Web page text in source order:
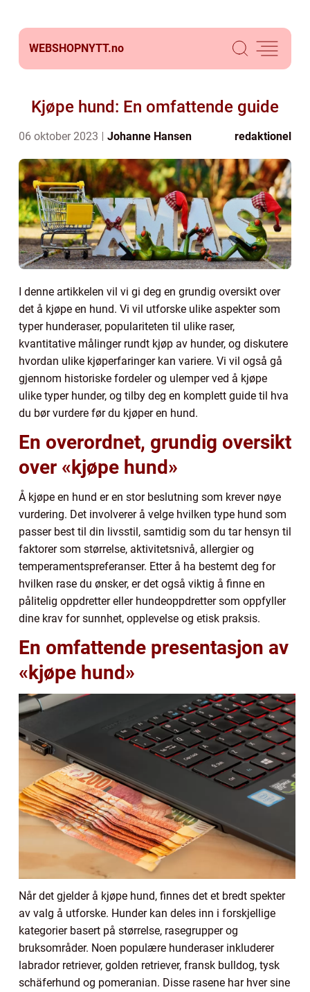
WEBSHOPNYTT.no
Kjøpe hund: En omfattende guide
06 oktober 2023 Johanne Hansen redaktionel
I denne artikkelen vil vi gi deg en grundig oversikt over
det å kjøpe en hund. Vi vil utforske ulike aspekter som
typer hunderaser, populariteten til ulike raser,
kvantitative målinger rundt kjøp av hunder, og diskutere
hvordan ulike kjøperfaringer kan variere. Vi vil også gå
gjennom historiske fordeler og ulemper ved å kjøpe
ulike typer hunder, og tilby deg en komplett guide til hva
du bør vurdere før du kjøper en hund.
En overordnet, grundig oversikt
over «kjøpe hund»
Å kjøpe en hund er en stor beslutning som krever nøye
vurdering. Det involverer å velge hvilken type hund som
passer best til din livsstil, samtidig som du tar hensyn til
faktorer som størrelse, aktivitetsnivå, allergier og
temperamentspreferanser. Etter å ha bestemt deg for
hvilken rase du ønsker, er det også viktig å finne en
pålitelig oppdretter eller hundeoppdretter som oppfyller
dine krav for sunnhet, opplevelse og etisk praksis.
En omfattende presentasjon av
«kjøpe hund»
Når det gjelder å kjøpe hund, finnes det et bredt spekter
av valg å utforske. Hunder kan deles inn i forskjellige
kategorier basert på størrelse, rasegrupper og
bruksområder. Noen populære hunderaser inkluderer
labrador retriever, golden retriever, fransk bulldog, tysk
schäferhund og pomeranian. Disse rasene har hver sine